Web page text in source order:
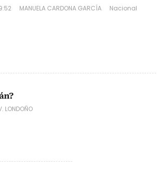
MANUELA CARDONA GARCÍA Nacional
LONDOÑO